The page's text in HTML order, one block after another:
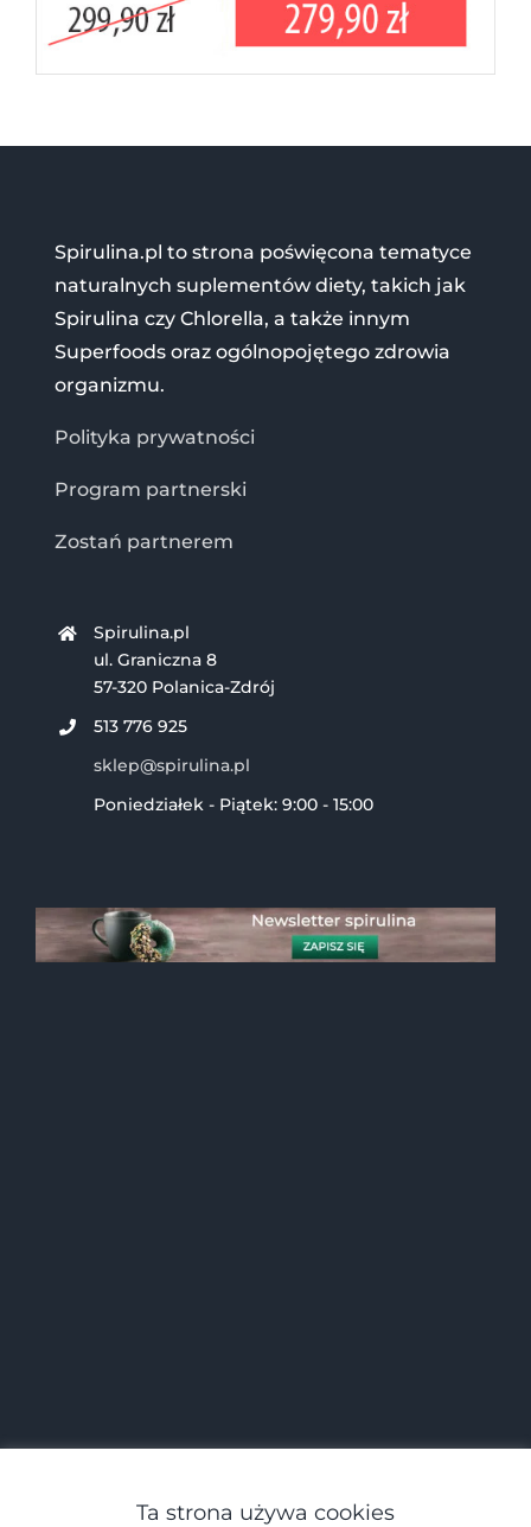
Spirulina.pl to strona poświęcona tematyce
naturalnych suplementów diety, takich jak
Spirulina czy Chlorella, a także innym
Superfoods oraz ogólnopojętego zdrowia
organizmu.
Polityka prywatności
Program partnerski
Zostań partnerem
Spirulina.pl
ul. Graniczna 8
57-320 Polanica-Zdrój
513 776 925
sklep@spirulina.pl
Poniedziałek - Piątek: 9:00 - 15:00
Ta strona używa cookies